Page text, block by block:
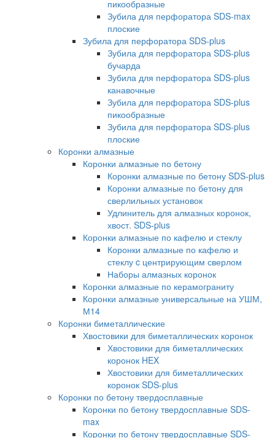
пикообразные
Зубила для перфоратора SDS-max
плоские
Зубила для перфоратора SDS-plus
Зубила для перфоратора SDS-plus
бучарда
Зубила для перфоратора SDS-plus
канавочные
Зубила для перфоратора SDS-plus
пикообразные
Зубила для перфоратора SDS-plus
плоские
Коронки алмазные
Коронки алмазные по бетону
Коронки алмазные по бетону SDS-plus
Коронки алмазные по бетону для
сверлильных установок
Удлинитель для алмазных коронок,
хвост. SDS-plus
Коронки алмазные по кафелю и стеклу
Коронки алмазные по кафелю и
стеклу c центрирующим сверлом
Наборы алмазных коронок
Коронки алмазные по керамограниту
Коронки алмазные универсальные на УШМ,
М14
Коронки биметаллические
Хвостовики для биметаллических коронок
Хвостовики для биметаллических
коронок HEX
Хвостовики для биметаллических
коронок SDS-plus
Коронки по бетону твердосплавные
Коронки по бетону твердосплавные SDS-
max
Коронки по бетону твердосплавные SDS-